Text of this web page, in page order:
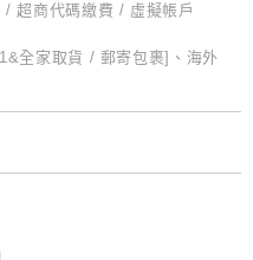
超商代碼繳費 / 虛擬帳戶
全家取貨 / 郵寄包裹]、海外